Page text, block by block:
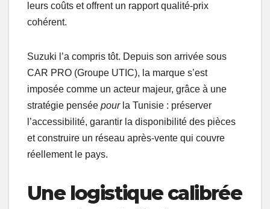
leurs coûts et offrent un rapport qualité-prix
cohérent.
Suzuki l’a compris tôt. Depuis son arrivée sous
CAR PRO (Groupe UTIC), la marque s’est
imposée comme un acteur majeur, grâce à une
stratégie pensée pourla Tunisie : préserver
l’accessibilité, garantir la disponibilité des pièces
et construire un réseau après-vente qui couvre
réellement le pays.
Une logistique calibrée